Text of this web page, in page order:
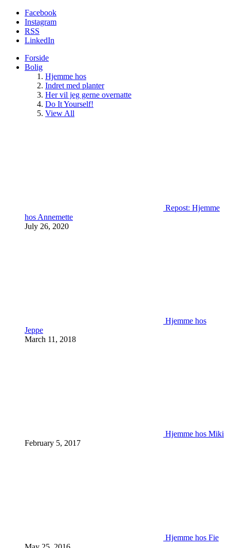
Facebook
Instagram
RSS
LinkedIn
Forside
Bolig
Hjemme hos
Indret med planter
Her vil jeg gerne overnatte
Do It Yourself!
View All
Repost: Hjemme
hos Annemette
July 26, 2020
Hjemme hos
Jeppe
March 11, 2018
Hjemme hos Miki
February 5, 2017
Hjemme hos Fie